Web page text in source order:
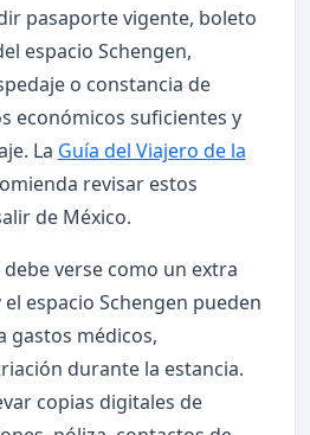
pasaporte vigente, boleto
espacio Schengen,
o constancia de
económicos suficientes y
La Guía del Viajero de la
revisar estos
de México.
verse como un extra
espacio Schengen pueden
gastos médicos,
durante la estancia.
copias digitales de